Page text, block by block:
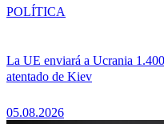
La UE enviará a Ucrania
atentado de Kiev
05.08.2026
POLÍTICA